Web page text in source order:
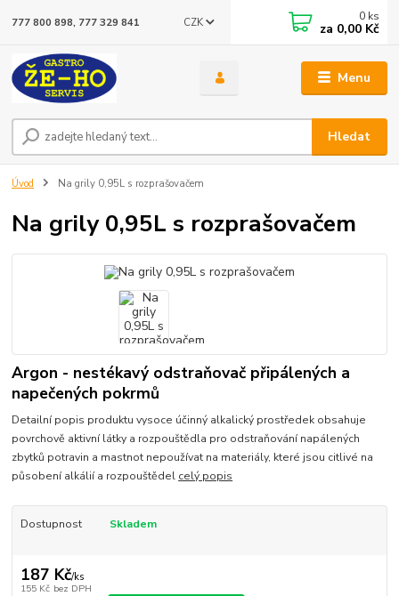
Menu
CZK
Hledat
777 800 898, 777 329 841 0 ks
za 0,00 Kč
Úvod Na grily 0,95L s rozprašovačem
Na grily 0,95L s rozprašovačem
Argon - nestékavý odstraňovač připálených a
napečených pokrmů
Detailní popis produktu vysoce účinný alkalický prostředek obsahuje
povrchově aktivní látky a rozpouštědla pro odstraňování napálených
zbytků potravin a mastnot nepoužívat na materiály, které jsou citlivé na
působení alkálií a rozpouštědel celý popis
Dostupnost Skladem
187 Kč/ks
155 Kč bez DPH